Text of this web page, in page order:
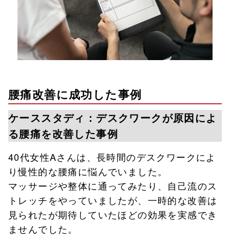
腰痛改善に成功した事例
ケーススタディ：デスクワークが原因によ
る腰痛を改善した事例
40代女性Aさんは、長時間のデスクワークによ
り慢性的な腰痛に悩んでいました。
マッサージや整体に通ってみたり、自己流のス
トレッチをやっていましたが、一時的な改善は
見られたが期待していたほどの効果を実感でき
ませんでした。